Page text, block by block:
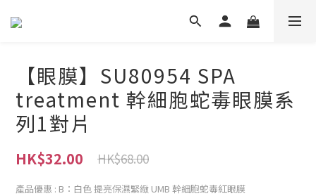
【眼膜】SU80954 SPA
treatment 幹細胞蛇毒眼膜系
列1對片
HK$32.00 HK$68.00
產品優惠 : B：白色 提亮保濕緊緻 UMB 幹細胞蛇毒紅眼膜